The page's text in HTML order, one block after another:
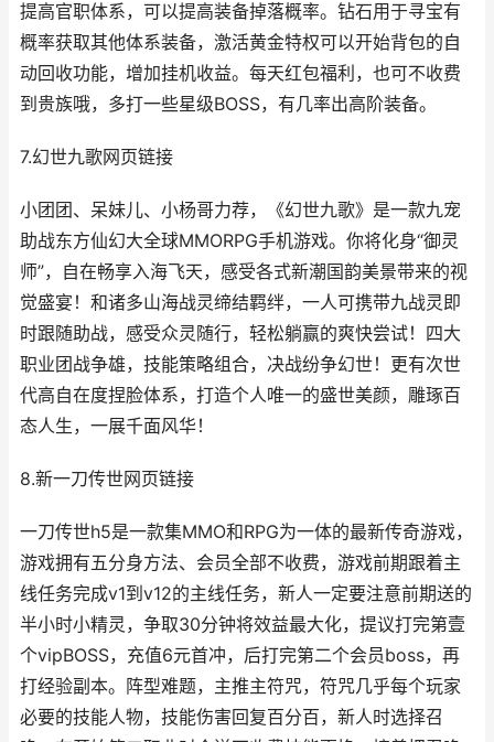
提高官职体系，可以提高装备掉落概率。钻石用于寻宝有
概率获取其他体系装备，激活黄金特权可以开始背包的自
动回收功能，增加挂机收益。每天红包福利，也可不收费
到贵族哦，多打一些星级BOSS，有几率出高阶装备。
7.幻世九歌网页链接
小团团、呆妹儿、小杨哥力荐，《幻世九歌》是一款九宠
助战东方仙幻大全球MMORPG手机游戏。你将化身“御灵
师”，自在畅享入海飞天，感受各式新潮国韵美景带来的视
觉盛宴！和诸多山海战灵缔结羁绊，一人可携带九战灵即
时跟随助战，感受众灵随行，轻松躺赢的爽快尝试！四大
职业团战争雄，技能策略组合，决战纷争幻世！更有次世
代高自在度捏脸体系，打造个人唯一的盛世美颜，雕琢百
态人生，一展千面风华！
8.新一刀传世网页链接
一刀传世h5是一款集MMO和RPG为一体的最新传奇游戏，
游戏拥有五分身方法、会员全部不收费，游戏前期跟着主
线任务完成v1到v12的主线任务，新人一定要注意前期送的
半小时小精灵，争取30分钟将效益最大化，提议打完第壹
个vipBOSS，充值6元首冲，后打完第二个会员boss，再
打经验副本。阵型难题，主推主符咒，符咒几乎每个玩家
必要的技能人物，技能伤害回复百分百，新人时选择召